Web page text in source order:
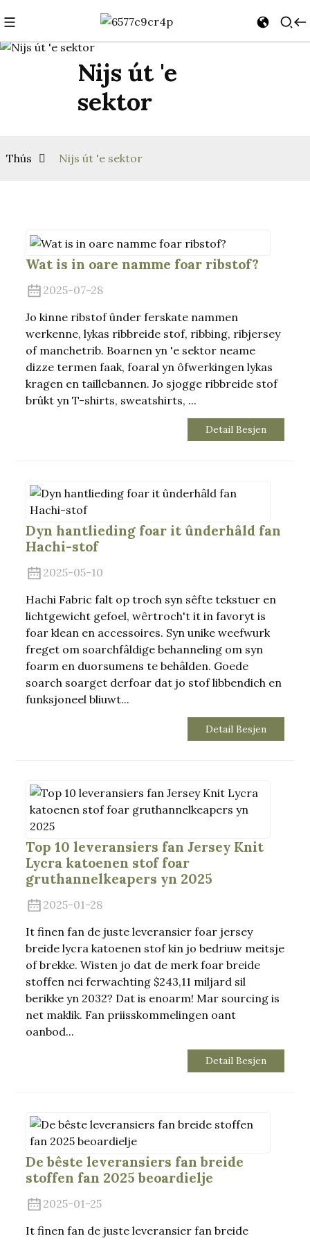
Nijs út 'e
sektor
Thús Nijs út 'e sektor
Wat is in oare namme foar ribstof?
2025-07-28
Jo kinne ribstof ûnder ferskate nammen
werkenne, lykas ribbreide stof, ribbing, ribjersey
of manchetrib. Boarnen yn 'e sektor neame
dizze termen faak, foaral yn ôfwerkingen lykas
kragen en taillebannen. Jo sjogge ribbreide stof
brûkt yn T-shirts, sweatshirts, ...
Detail Besjen
Dyn hantlieding foar it ûnderhâld fan
Hachi-stof
2025-05-10
Hachi Fabric falt op troch syn sêfte tekstuer en
lichtgewicht gefoel, wêrtroch't it in favoryt is
foar klean en accessoires. Syn unike weefwurk
freget om soarchfâldige behanneling om syn
foarm en duorsumens te behâlden. Goede
soarch soarget derfoar dat jo stof libbendich en
funksjoneel bliuwt...
Detail Besjen
Top 10 leveransiers fan Jersey Knit
Lycra katoenen stof foar
gruthannelkeapers yn 2025
2025-01-28
It finen fan de juste leveransier foar jersey
breide lycra katoenen stof kin jo bedriuw meitsje
of brekke. Wisten jo dat de merk foar breide
stoffen nei ferwachting $243,11 miljard sil
berikke yn 2032? Dat is enoarm! Mar sourcing is
net maklik. Fan priisskommelingen oant
oanbod...
Detail Besjen
De bêste leveransiers fan breide
stoffen fan 2025 beoardielje
2025-01-25
It finen fan de juste leveransier fan breide